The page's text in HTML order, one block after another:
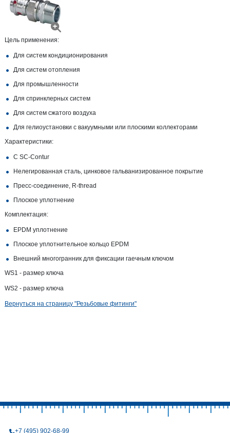
Цель применения:
Для систем кондиционирования
Для систем отопления
Для промышленности
Для спринклерных систем
Для систем сжатого воздуха
Для гелиоустановки с вакуумными или плоскими коллекторами
Характеристики:
С SC‑Contur
Нелегированная сталь, цинковое гальванизированное покрытие
Пресс-соединение, R-​thread
Плоское уплотнение
Комплектация:
EPDM уплотнение
Плоское уплотнительное кольцо EPDM
Внешний многогранник для фиксации гаечным ключом
WS1 - размер ключа
WS2 - размер ключа
Вернуться на страницу "Резьбовые фитинги"
+7 (495) 902-68-99